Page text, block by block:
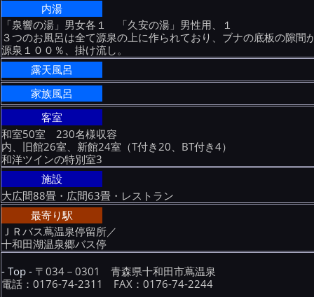
内湯
「泉響の湯」男女各１ 「久安の湯」男性用、１
３つのお風呂は全て源泉の上に作られており、ブナの底板の隙間
源泉１００％、掛け流し。
露天風呂
家族風呂
客室
和室50室 230名様収容
内、旧館26室、新館24室（T付き20、BT付き4）
和洋ツインの特別室3
施設
大広間88畳・広間63畳・レストラン
最寄り駅
ＪＲバス蔦温泉停留所／
十和田湖温泉郷バス停
- Top - 〒034－0301 青森県十和田市蔦温泉
電話：0176-74-2311 FAX：0176-74-2244